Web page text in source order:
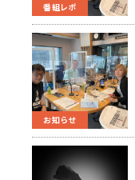
番組レポ
お知らせ